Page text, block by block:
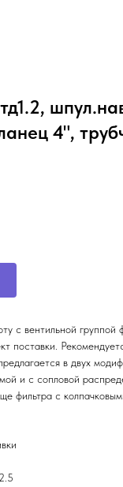
4",
с вентильной группой
поставки.
в двух
и с сопловой
фильтра с